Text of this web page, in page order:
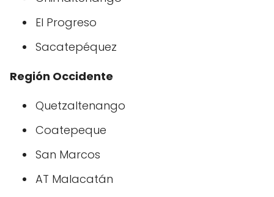
El Progreso
Sacatepéquez
Región Occidente
Quetzaltenango
Coatepeque
San Marcos
AT Malacatán